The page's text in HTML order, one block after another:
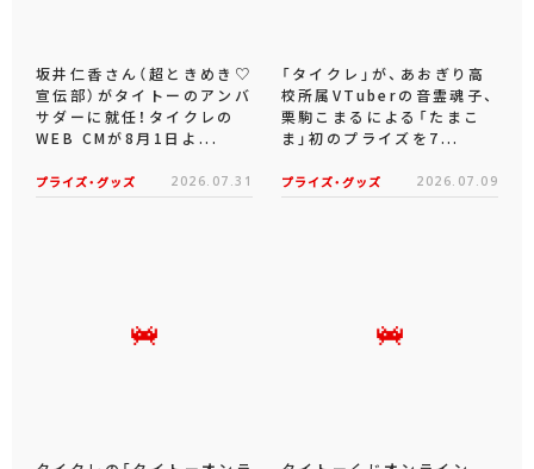
坂井仁香さん（超ときめき♡
宣伝部）がタイトーのアンバ
サダーに就任！タイクレの
WEB CMが8月1日よ...
プライズ・グッズ 2026.07.31
「タイクレ」が、あおぎり高
校所属VTuberの音霊魂子、
栗駒こまるによる「たまこ
ま」初のプライズを7...
プライズ・グッズ 2026.07.09